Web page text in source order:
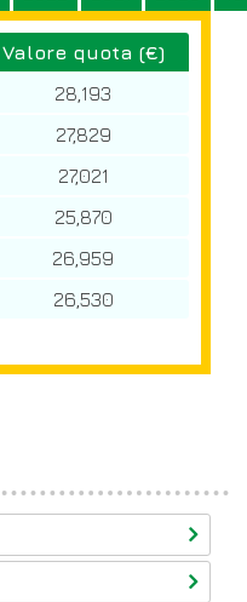
Valore quota (€)
28,193
27,829
27,021
25,870
26,959
26,530